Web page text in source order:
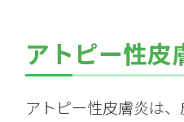
アトピー性皮
アトピー性皮膚炎は